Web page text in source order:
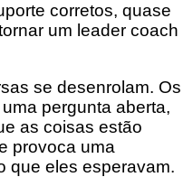
corretos, quase
um leader coach
se desenrolam. Os
pergunta aberta,
as coisas estão
provoca uma
que eles esperavam.